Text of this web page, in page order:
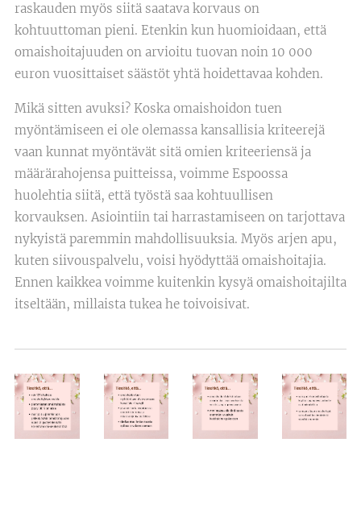
raskauden myös siitä saatava korvaus on
kohtuuttoman pieni. Etenkin kun huomioidaan, että
omaishoitajuuden on arvioitu tuovan noin 10 000
euron vuosittaiset säästöt yhtä hoidettavaa kohden.
Mikä sitten avuksi? Koska omaishoidon tuen
myöntämiseen ei ole olemassa kansallisia kriteerejä
vaan kunnat myöntävät sitä omien kriteeriensä ja
määrärahojensa puitteissa, voimme Espoossa
huolehtia siitä, että työstä saa kohtuullisen
korvauksen. Asiointiin tai harrastamiseen on tarjottava
nykyistä paremmin mahdollisuuksia. Myös arjen apu,
kuten siivouspalvelu, voisi hyödyttää omaishoitajia.
Ennen kaikkea voimme kuitenkin kysyä omaishoitajilta
itseltään, millaista tukea he toivoisivat.